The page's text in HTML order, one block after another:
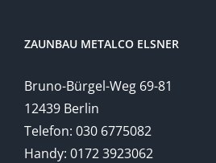
ZAUNBAU METALCO ELSNER
Bruno-Bürgel-Weg 69-81
12439 Berlin
Telefon: 030 6775082
Handy: 0172 3923062